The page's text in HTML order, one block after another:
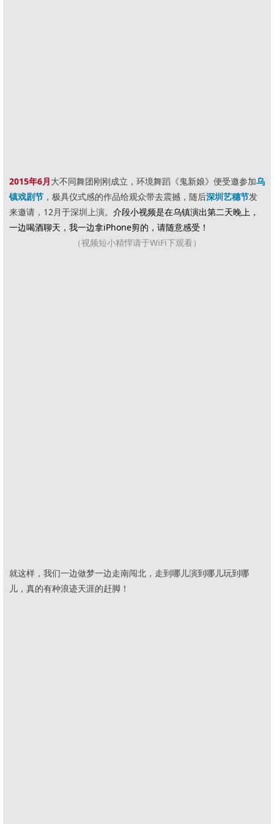
2015年6月大不同舞团刚刚成立，环境舞蹈《鬼新娘》便受邀参加乌
镇戏剧节 ，极具仪式感的作品给观众带去震撼，随后深圳艺穗节发
来邀请，12月于深圳上演。 介段小视频是在乌镇演出第二天晚上，
一边喝酒聊天，我一边拿iPhone剪的，请随意感受！
（视频短小精悍请于WiFi下观看）
就这样，我们一边做梦一边走南闯北，走到哪儿演到哪儿玩到哪
儿，真的有种浪迹天涯的赶脚！